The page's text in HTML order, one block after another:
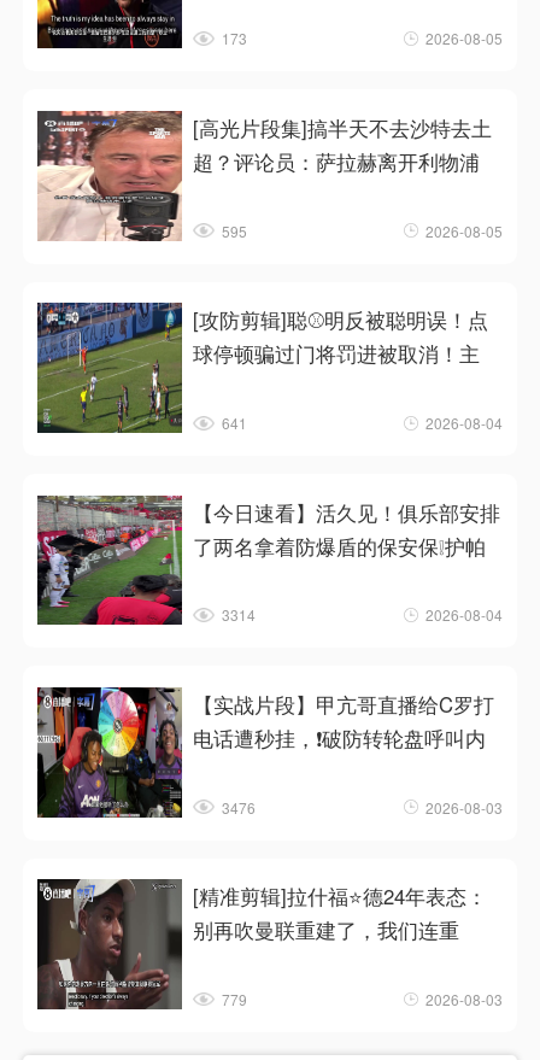
173 2026-08-05
[高光片段集]搞半天不去沙特去土
超？评论员：萨拉赫离开利物浦
595 2026-08-05
[攻防剪辑]聪⚾明反被聪明误！点
球停顿骗过门将罚进被取消！主
641 2026-08-04
【今日速看】活久见！俱乐部安排
了两名拿着防爆盾的保安保❕护帕
3314 2026-08-04
【实战片段】甲亢哥直播给C罗打
电话遭秒挂，❗破防转轮盘呼叫内
3476 2026-08-03
[精准剪辑]拉什福⭐德24年表态：
别再吹曼联重建了，我们连重
779 2026-08-03